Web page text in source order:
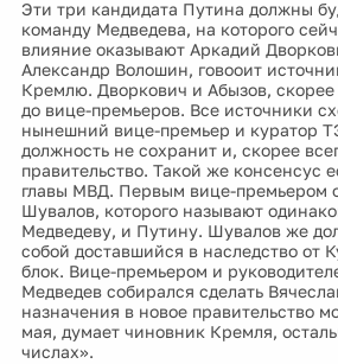
Эти три кандидата Путина должны
команду Медведева, на которого
влияние оказывают Аркадий
Александр Волошин, говооит
Кремлю. Дворкович и Абызов, скорее
до вице-премьеров. Все источники
нынешний вице-премьер и куратор
должность не сохранит и, скорее
правительство. Такой же консенсус
главы МВД. Первым вице-премьером
Шувалов, которого называют
Медведеву, и Путину. Шувалов же
собой доставшийся в наследство от
блок. Вице-премьером и
Медведев собирался сделать
назначения в новое правительство
мая, думает чиновник Кремля,
числах».